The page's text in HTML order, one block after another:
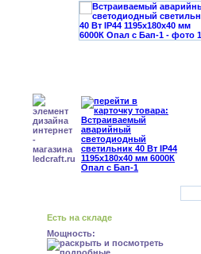
Есть на складе
Мощность: